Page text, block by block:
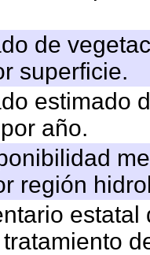
de
superficie.
estimado
año.
región